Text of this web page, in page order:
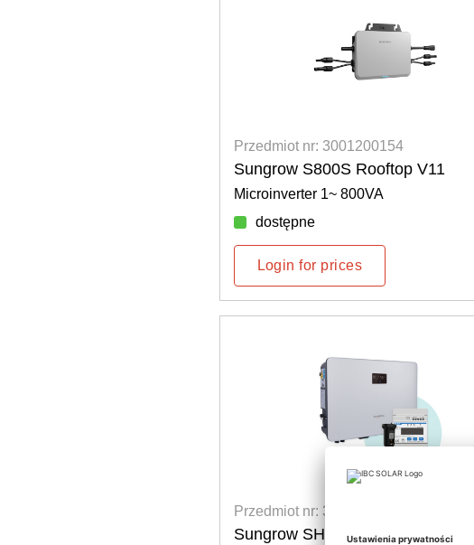
Przedmiot nr: 3001200154
Sungrow S800S Rooftop V11
Microinverter 1~ 800VA
dostępne
Login for prices
Przedmiot nr: 3601200034
Sungrow SH3.0RS V13